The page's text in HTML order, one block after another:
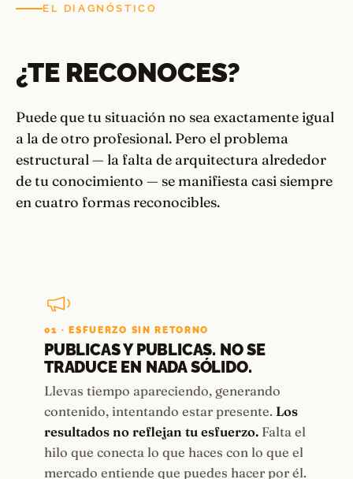
EL DIAGNÓSTICO
¿TE RECONOCES?
Puede que tu situación no sea exactamente igual
a la de otro profesional. Pero el problema
estructural — la falta de arquitectura alrededor
de tu conocimiento — se manifiesta casi siempre
en cuatro formas reconocibles.
01 · ESFUERZO SIN RETORNO
PUBLICAS Y PUBLICAS. NO SE
TRADUCE EN NADA SÓLIDO.
Llevas tiempo apareciendo, generando
contenido, intentando estar presente. Los
resultados no reflejan tu esfuerzo. Falta el
hilo que conecta lo que haces con lo que el
mercado entiende que puedes hacer por él.